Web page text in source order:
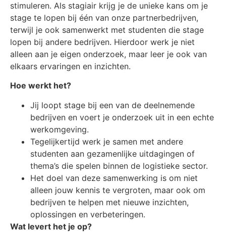
stimuleren. Als stagiair krijg je de unieke kans om je
stage te lopen bij één van onze partnerbedrijven,
terwijl je ook samenwerkt met studenten die stage
lopen bij andere bedrijven. Hierdoor werk je niet
alleen aan je eigen onderzoek, maar leer je ook van
elkaars ervaringen en inzichten.
Hoe werkt het?
Jij loopt stage bij een van de deelnemende
bedrijven en voert je onderzoek uit in een echte
werkomgeving.
Tegelijkertijd werk je samen met andere
studenten aan gezamenlijke uitdagingen of
thema’s die spelen binnen de logistieke sector.
Het doel van deze samenwerking is om niet
alleen jouw kennis te vergroten, maar ook om
bedrijven te helpen met nieuwe inzichten,
oplossingen en verbeteringen.
Wat levert het je op?